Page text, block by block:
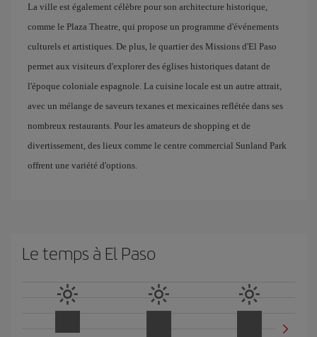
La ville est également célèbre pour son architecture historique,
comme le Plaza Theatre, qui propose un programme d'événements
culturels et artistiques. De plus, le quartier des Missions d'El Paso
permet aux visiteurs d'explorer des églises historiques datant de
l'époque coloniale espagnole. La cuisine locale est un autre attrait,
avec un mélange de saveurs texanes et mexicaines reflétée dans ses
nombreux restaurants. Pour les amateurs de shopping et de
divertissement, des lieux comme le centre commercial Sunland Park
offrent une variété d'options.
Le temps à El Paso